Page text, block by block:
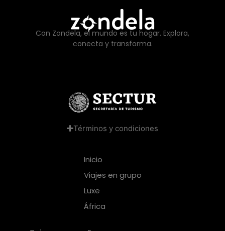
Con Zondela, el mundo es tu hogar. Explora,
conecta y transforma.
Términos y condiciones
Inicio
Viajes en grupo
Luxe
África